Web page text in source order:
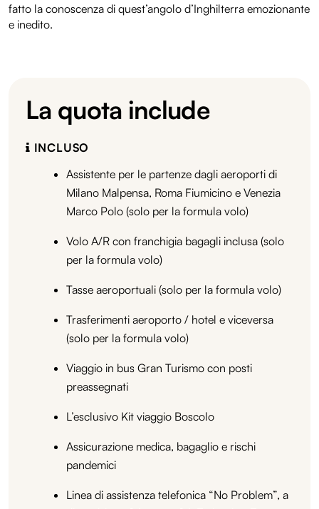
fatto la conoscenza di quest’angolo d’Inghilterra emozionante
e inedito.
La quota include
INCLUSO
Assistente per le partenze dagli aeroporti di
Milano Malpensa, Roma Fiumicino e Venezia
Marco Polo (solo per la formula volo)
Volo A/R con franchigia bagagli inclusa (solo
per la formula volo)
Tasse aeroportuali (solo per la formula volo)
Trasferimenti aeroporto / hotel e viceversa
(solo per la formula volo)
Viaggio in bus Gran Turismo con posti
preassegnati
L’esclusivo Kit viaggio Boscolo
Assicurazione medica, bagaglio e rischi
pandemici
Linea di assistenza telefonica “No Problem”, a